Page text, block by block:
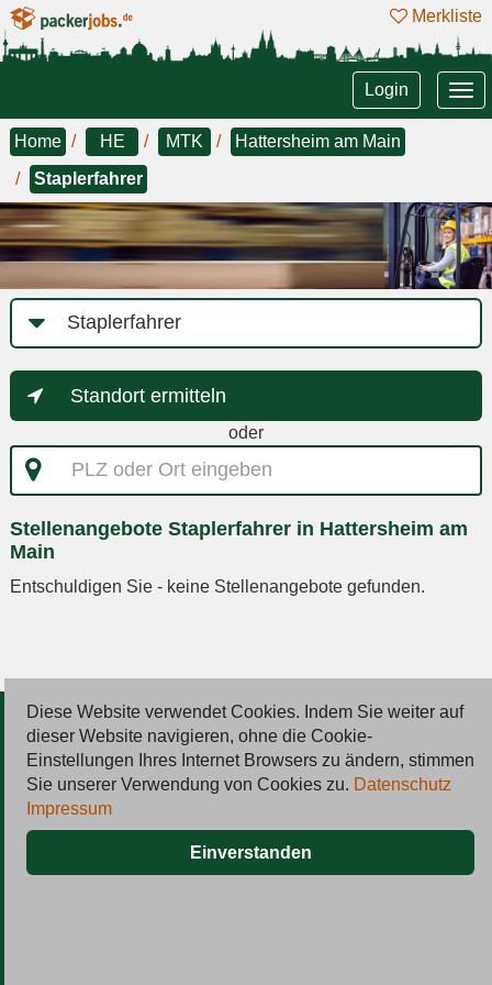
Merkliste
Login
Home HE MTK
Hattersheim am Main
Staplerfahrer
Job-
Kategorie
Standort ermitteln
oder
PLZ
oder
eingeben
Stellenangebote Staplerfahrer in Hattersheim am
Main
Entschuldigen Sie - keine Stellenangebote gefunden.
© 2026 Deutsche Jobmarkt GmbH
Inserieren
Kontakt
AGB
Diese Website verwendet Cookies. Indem Sie weiter auf
dieser Website navigieren, ohne die Cookie-
Einstellungen Ihres Internet Browsers zu ändern, stimmen
Sie unserer Verwendung von Cookies zu. Datenschutz
Impressum
Einverstanden